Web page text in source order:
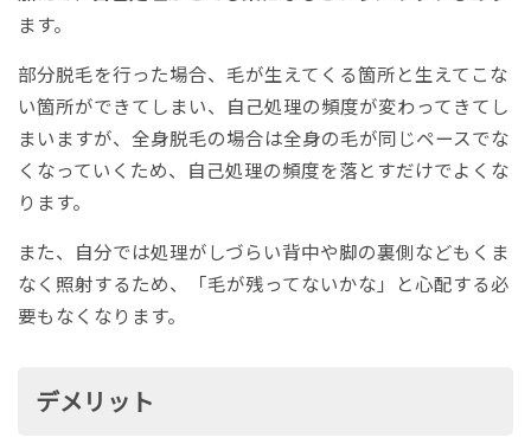
ます。
部分脱毛を行った場合、毛が生えてくる箇所と生えてこな
い箇所ができてしまい、自己処理の頻度が変わってきてし
まいますが、全身脱毛の場合は全身の毛が同じペースでな
くなっていくため、自己処理の頻度を落とすだけでよくな
ります。
また、自分では処理がしづらい背中や脚の裏側などもくま
なく照射するため、「毛が残ってないかな」と心配する必
要もなくなります。
デメリット